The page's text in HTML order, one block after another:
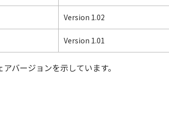
Version 1.02
Version 1.01
バージョンを示しています。